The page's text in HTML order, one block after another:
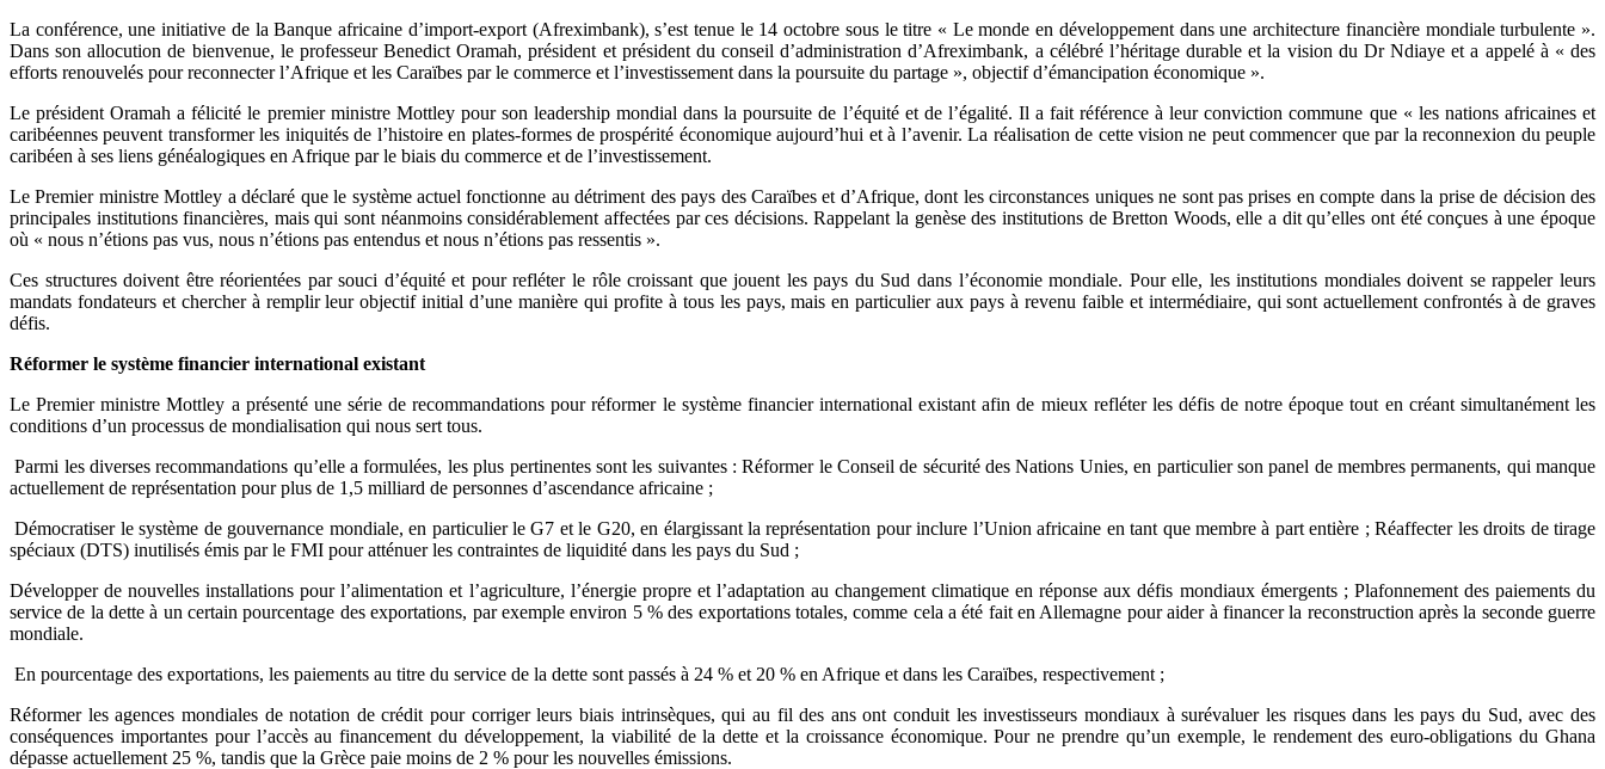
La conférence, une initiative de la Banque africaine d’import-export (Afreximbank), s’est tenue le 14 octobre sous le titre « Le monde en développement dans une architecture financière mondiale turbulente ».
Dans son allocution de bienvenue, le professeur Benedict Oramah, président et président du conseil d’administration d’Afreximbank, a célébré l’héritage durable et la vision du Dr Ndiaye et a appelé à « des
efforts renouvelés pour reconnecter l’Afrique et les Caraïbes par le commerce et l’investissement dans la poursuite du partage », objectif d’émancipation économique ».
Le président Oramah a félicité le premier ministre Mottley pour son leadership mondial dans la poursuite de l’équité et de l’égalité. Il a fait référence à leur conviction commune que « les nations africaines et
caribéennes peuvent transformer les iniquités de l’histoire en plates-formes de prospérité économique aujourd’hui et à l’avenir. La réalisation de cette vision ne peut commencer que par la reconnexion du peuple
caribéen à ses liens généalogiques en Afrique par le biais du commerce et de l’investissement.
Le Premier ministre Mottley a déclaré que le système actuel fonctionne au détriment des pays des Caraïbes et d’Afrique, dont les circonstances uniques ne sont pas prises en compte dans la prise de décision des
principales institutions financières, mais qui sont néanmoins considérablement affectées par ces décisions. Rappelant la genèse des institutions de Bretton Woods, elle a dit qu’elles ont été conçues à une époque
où « nous n’étions pas vus, nous n’étions pas entendus et nous n’étions pas ressentis ».
Ces structures doivent être réorientées par souci d’équité et pour refléter le rôle croissant que jouent les pays du Sud dans l’économie mondiale. Pour elle, les institutions mondiales doivent se rappeler leurs
mandats fondateurs et chercher à remplir leur objectif initial d’une manière qui profite à tous les pays, mais en particulier aux pays à revenu faible et intermédiaire, qui sont actuellement confrontés à de graves
défis.
Réformer le système financier international existant
Le Premier ministre Mottley a présenté une série de recommandations pour réformer le système financier international existant afin de mieux refléter les défis de notre époque tout en créant simultanément les
conditions d’un processus de mondialisation qui nous sert tous.
Parmi les diverses recommandations qu’elle a formulées, les plus pertinentes sont les suivantes : Réformer le Conseil de sécurité des Nations Unies, en particulier son panel de membres permanents, qui manque
actuellement de représentation pour plus de 1,5 milliard de personnes d’ascendance africaine ;
Démocratiser le système de gouvernance mondiale, en particulier le G7 et le G20, en élargissant la représentation pour inclure l’Union africaine en tant que membre à part entière ; Réaffecter les droits de tirage
spéciaux (DTS) inutilisés émis par le FMI pour atténuer les contraintes de liquidité dans les pays du Sud ;
Développer de nouvelles installations pour l’alimentation et l’agriculture, l’énergie propre et l’adaptation au changement climatique en réponse aux défis mondiaux émergents ; Plafonnement des paiements du
service de la dette à un certain pourcentage des exportations, par exemple environ 5 % des exportations totales, comme cela a été fait en Allemagne pour aider à financer la reconstruction après la seconde guerre
mondiale.
En pourcentage des exportations, les paiements au titre du service de la dette sont passés à 24 % et 20 % en Afrique et dans les Caraïbes, respectivement ;
Réformer les agences mondiales de notation de crédit pour corriger leurs biais intrinsèques, qui au fil des ans ont conduit les investisseurs mondiaux à surévaluer les risques dans les pays du Sud, avec des
conséquences importantes pour l’accès au financement du développement, la viabilité de la dette et la croissance économique. Pour ne prendre qu’un exemple, le rendement des euro-obligations du Ghana
dépasse actuellement 25 %, tandis que la Grèce paie moins de 2 % pour les nouvelles émissions.